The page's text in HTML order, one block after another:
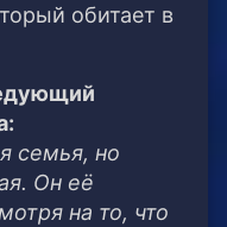
обитает в
семья, но
Он её
на то, что